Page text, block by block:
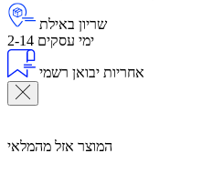
שריון באילת
2-14 ימי עסקים
אחריות יבואן רשמי
המוצר אזל מהמלאי